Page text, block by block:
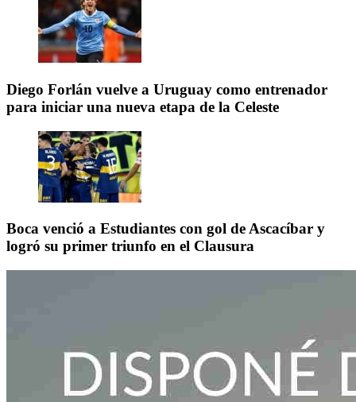
Diego Forlán vuelve a Uruguay como entrenador
para iniciar una nueva etapa de la Celeste
Boca venció a Estudiantes con gol de Ascacíbar y
logró su primer triunfo en el Clausura